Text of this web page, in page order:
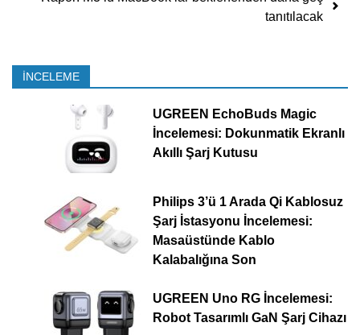
tanıtılacak
İNCELEME
UGREEN EchoBuds Magic
İncelemesi: Dokunmatik Ekranlı
Akıllı Şarj Kutusu
Philips 3’ü 1 Arada Qi Kablosuz
Şarj İstasyonu İncelemesi:
Masaüstünde Kablo
Kalabalığına Son
UGREEN Uno RG İncelemesi:
Robot Tasarımlı GaN Şarj Cihazı